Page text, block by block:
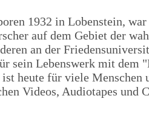
1932 in Lobenstein,
auf dem Gebiet der
an der
sein Lebenswerk mit dem
heute für viele Menschen
Videos, Audiotapes und